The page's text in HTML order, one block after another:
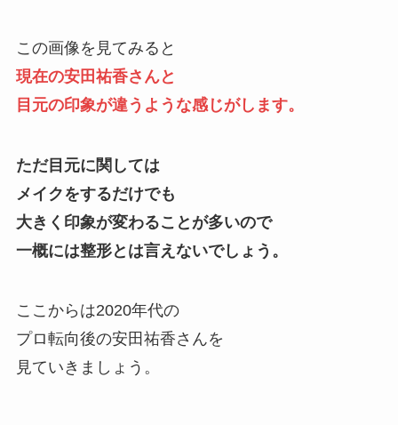
この画像を見てみると
現在の安田祐香さんと
目元の印象が違うような感じがします。
ただ目元に関しては
メイクをするだけでも
大きく印象が変わることが多いので
一概には整形とは言えないでしょう。
ここからは2020年代の
プロ転向後の安田祐香さんを
見ていきましょう。